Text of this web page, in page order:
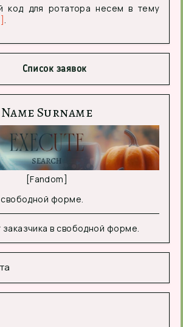
код для ротатора несем в тему
.
Список заявок
Name Surname
[Fandom]
свободной форме.
в свободной форме.